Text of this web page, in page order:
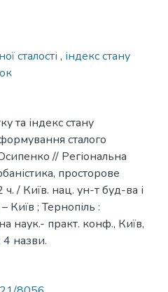
сталості , індекс стану
та індекс стану
сталого
// Регіональна
просторове
ч. / Київ. нац. ун-т буд-ва і
Київ ; Тернопіль :
наук.- практ. конф., Київ,
4 назви.